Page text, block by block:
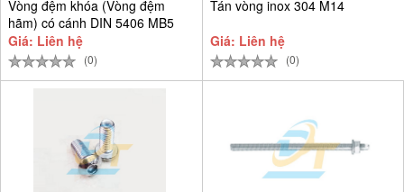
Vòng đệm khóa (Vòng đệm
hãm) có cánh DIN 5406 MB5
D25
Giá: Liên hệ
(0)
Tán vòng inox 304 M14
Giá: Liên hệ
(0)